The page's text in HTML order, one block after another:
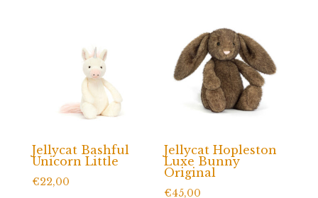
Jellycat Bashful
Unicorn Little
€22,00
Jellycat Hopleston
Luxe Bunny
Original
€45,00